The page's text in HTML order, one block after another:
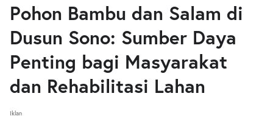
Pohon Bambu dan Salam di
Dusun Sono: Sumber Daya
Penting bagi Masyarakat
dan Rehabilitasi Lahan
Iklan